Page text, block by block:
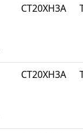
СТ20ХН3А
СТ20ХН3А